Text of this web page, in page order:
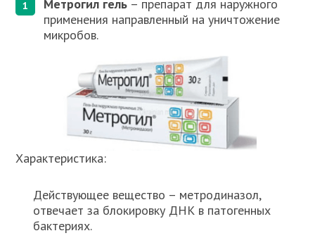
Метрогил гель – препарат для наружного
применения направленный на уничтожение
микробов.
Характеристика:
Действующее вещество – метродиназол,
отвечает за блокировку ДНК в патогенных
бактериях.